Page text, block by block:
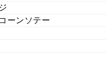
ーンソテー